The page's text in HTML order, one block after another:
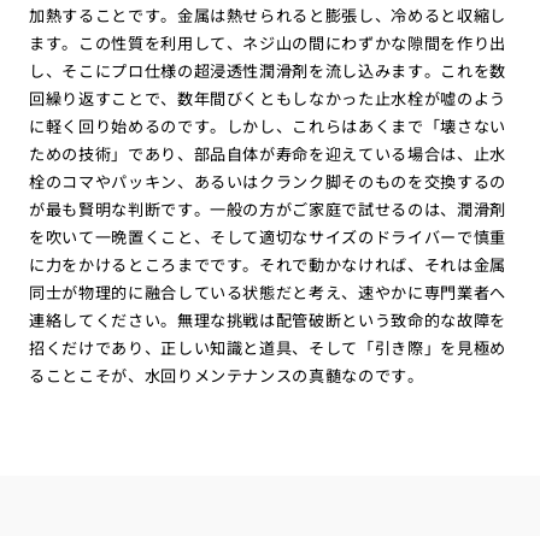
加熱することです。金属は熱せられると膨張し、冷めると収縮し
ます。この性質を利用して、ネジ山の間にわずかな隙間を作り出
し、そこにプロ仕様の超浸透性潤滑剤を流し込みます。これを数
回繰り返すことで、数年間びくともしなかった止水栓が嘘のよう
に軽く回り始めるのです。しかし、これらはあくまで「壊さない
ための技術」であり、部品自体が寿命を迎えている場合は、止水
栓のコマやパッキン、あるいはクランク脚そのものを交換するの
が最も賢明な判断です。一般の方がご家庭で試せるのは、潤滑剤
を吹いて一晩置くこと、そして適切なサイズのドライバーで慎重
に力をかけるところまでです。それで動かなければ、それは金属
同士が物理的に融合している状態だと考え、速やかに専門業者へ
連絡してください。無理な挑戦は配管破断という致命的な故障を
招くだけであり、正しい知識と道具、そして「引き際」を見極め
ることこそが、水回りメンテナンスの真髄なのです。